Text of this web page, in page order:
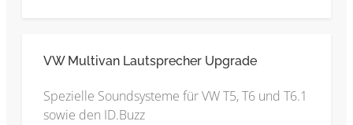
VW Multivan Lautsprecher Upgrade
Spezielle Soundsysteme für VW T5, T6 und T6.1
sowie den ID.Buzz